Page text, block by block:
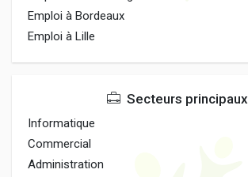
Emploi à Bordeaux
Emploi à Lille
Secteurs principaux
Informatique
Commercial
Administration